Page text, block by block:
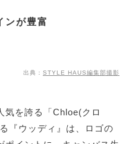
ンが豊富
出典： STYLE HAUS編集部撮影
気を誇る「Chloe(クロ
『ウッディ』は、ロゴの